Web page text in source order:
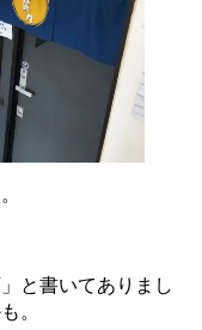
と書いてありまし
。